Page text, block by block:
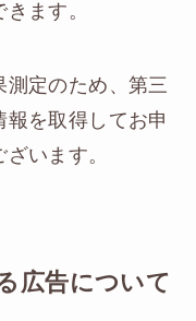
ます。
測定のため、第三
を取得してお申
います。
広告について